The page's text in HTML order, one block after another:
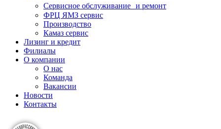
Сервисное обслуживание и ремонт
ФРЦ ЯМЗ сервис
Производство
Камаз сервис
Лизинг и кредит
Филиалы
О компании
О нас
Команда
Вакансии
Новости
Контакты